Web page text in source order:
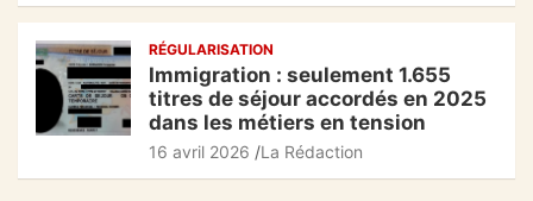
RÉGULARISATION
Immigration : seulement 1.655
titres de séjour accordés en 2025
dans les métiers en tension
16 avril 2026 La Rédaction